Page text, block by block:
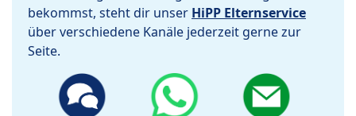
bekommst, steht dir unser HiPP Elternservice
über verschiedene Kanäle jederzeit gerne zur
Seite.